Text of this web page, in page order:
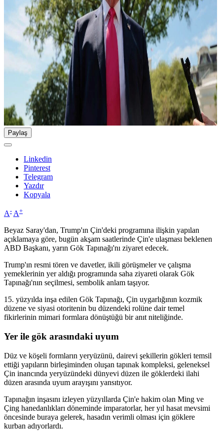
Paylaş
Linkedin
Pinterest
Telegram
Yazdır
Kopyala
A- A+
Beyaz Saray'dan, Trump'ın Çin'deki programına ilişkin yapılan
açıklamaya göre, bugün akşam saatlerinde Çin'e ulaşması beklenen
ABD Başkanı, yarın Gök Tapınağı'nı ziyaret edecek.
Trump'ın resmi tören ve davetler, ikili görüşmeler ve çalışma
yemeklerinin yer aldığı programında saha ziyareti olarak Gök
Tapınağı'nın seçilmesi, sembolik anlam taşıyor.
15. yüzyılda inşa edilen Gök Tapınağı, Çin uygarlığının kozmik
düzene ve siyasi otoritenin bu düzendeki rolüne dair temel
fikirlerinin mimari formlara dönüştüğü bir anıt niteliğinde.
Yer ile gök arasındaki uyum
Düz ve köşeli formların yeryüzünü, dairevi şekillerin gökleri temsil
ettiği yapıların birleşiminden oluşan tapınak kompleksi, geleneksel
Çin inancında yeryüzündeki dünyevi düzen ile göklerdeki ilahi
düzen arasında uyum arayışını yansıtıyor.
Tapınağın inşasını izleyen yüzyıllarda Çin'e hakim olan Ming ve
Çing hanedanlıkları döneminde imparatorlar, her yıl hasat mevsimi
öncesinde buraya gelerek, hasadın verimli olması için göklere
kurban adıyorlardı.